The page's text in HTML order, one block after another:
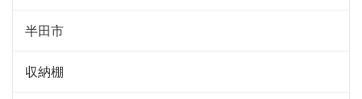
半田市
収納棚